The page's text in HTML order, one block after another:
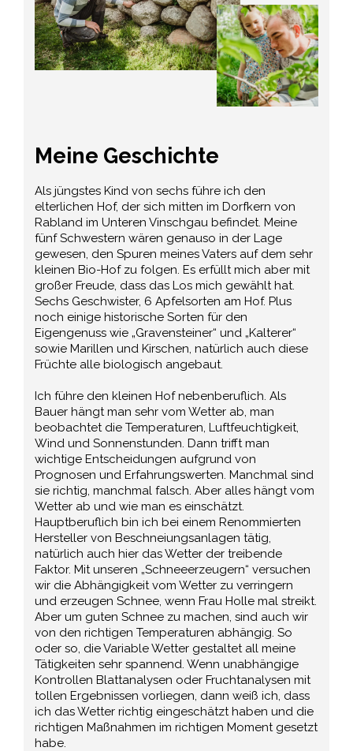
Meine Geschichte
Als jüngstes Kind von sechs führe ich den
elterlichen Hof, der sich mitten im Dorfkern von
Rabland im Unteren Vinschgau befindet. Meine
fünf Schwestern wären genauso in der Lage
gewesen, den Spuren meines Vaters auf dem sehr
kleinen Bio-Hof zu folgen. Es erfüllt mich aber mit
großer Freude, dass das Los mich gewählt hat.
Sechs Geschwister, 6 Apfelsorten am Hof. Plus
noch einige historische Sorten für den
Eigengenuss wie „Gravensteiner“ und „Kalterer“
sowie Marillen und Kirschen, natürlich auch diese
Früchte alle biologisch angebaut.
Ich führe den kleinen Hof nebenberuflich. Als
Bauer hängt man sehr vom Wetter ab, man
beobachtet die Temperaturen, Luftfeuchtigkeit,
Wind und Sonnenstunden. Dann trifft man
wichtige Entscheidungen aufgrund von
Prognosen und Erfahrungswerten. Manchmal sind
sie richtig, manchmal falsch. Aber alles hängt vom
Wetter ab und wie man es einschätzt.
Hauptberuflich bin ich bei einem Renommierten
Hersteller von Beschneiungsanlagen tätig,
natürlich auch hier das Wetter der treibende
Faktor. Mit unseren „Schneeerzeugern“ versuchen
wir die Abhängigkeit vom Wetter zu verringern
und erzeugen Schnee, wenn Frau Holle mal streikt.
Aber um guten Schnee zu machen, sind auch wir
von den richtigen Temperaturen abhängig. So
oder so, die Variable Wetter gestaltet all meine
Tätigkeiten sehr spannend. Wenn unabhängige
Kontrollen Blattanalysen oder Fruchtanalysen mit
tollen Ergebnissen vorliegen, dann weiß ich, dass
ich das Wetter richtig eingeschätzt haben und die
richtigen Maßnahmen im richtigen Moment gesetzt
habe.